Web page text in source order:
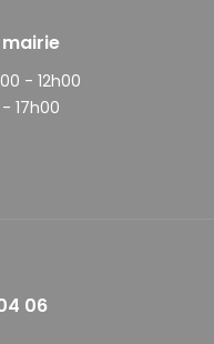
- 12h00
17h00
06